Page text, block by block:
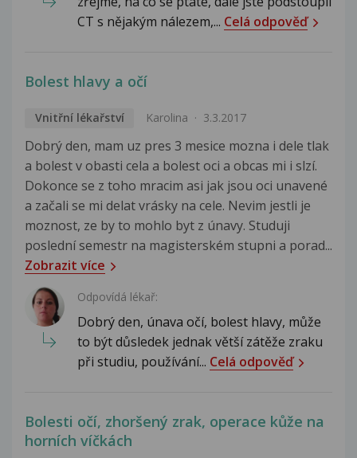
CT s nějakým nálezem,... Celá odpověď
Bolest hlavy a očí
Vnitřní lékařství Karolina 3.3.2017
Dobrý den, mam uz pres 3 mesice mozna i dele tlak
a bolest v obasti cela a bolest oci a obcas mi i slzí.
Dokonce se z toho mracim asi jak jsou oci unavené
a začali se mi delat vrásky na cele. Nevim jestli je
moznost, ze by to mohlo byt z únavy. Studuji
poslední semestr na magisterském stupni a porad...
Zobrazit více
Odpovídá lékař:
Dobrý den, únava očí, bolest hlavy, může
to být důsledek jednak větší zátěže zraku
při studiu, používání... Celá odpověď
Bolesti očí, zhoršený zrak, operace kůže na
horních víčkách